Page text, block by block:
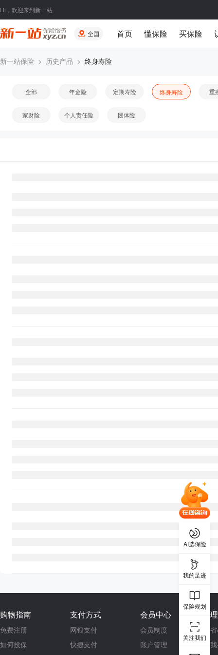
Hi，欢迎来到新一站
全国 首页 懂保险 买保险
新一站保险 > 历史产品 > 终身寿险
全部 年金险 定期寿险 终身寿险 重
家财险 个人责任险 团体险
购物指南
免费注册
如何投保
支付方式
网银支付
快捷支付
会员中心
会员制度
账户管理
AI选保险
我的足迹
保险规划
关注我们